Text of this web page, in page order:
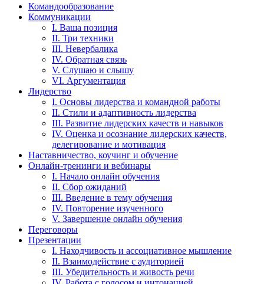
Командообразование
Коммуникации
I. Ваша позиция
II. Три техники
III. Невербалика
IV. Обратная связь
V. Слушаю и слышу
VI. Аргументация
Лидерство
I. Основы лидерства и командной работы
II. Стили и адаптивность лидерства
III. Развитие лидерских качеств и навыков
IV. Оценка и осознание лидерских качеств,
делегирование и мотивация
Наставничество, коучинг и обучение
Онлайн-тренинги и вебинары
I. Начало онлайн обучения
II. Сбор ожиданий
III. Введение в тему обучения
IV. Повторение изученного
V. Завершение онлайн обучения
Переговоры
Презентации
I. Находчивость и ассоциативное мышление
II. Взаимодействие с аудиторией
III. Убедительность и живость речи